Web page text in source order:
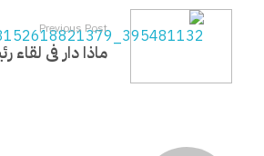
Previous Post